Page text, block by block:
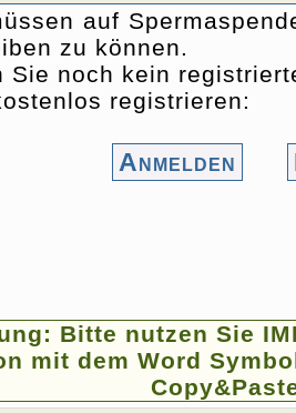
auf
zu können.
Sie noch kein
registrieren:
Anmelden
Bitte nutzen Sie
mit dem Word